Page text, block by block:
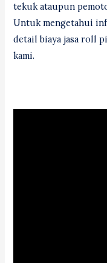
tekuk ataupun
Untuk mengetahui
detail biaya jasa roll
kami.